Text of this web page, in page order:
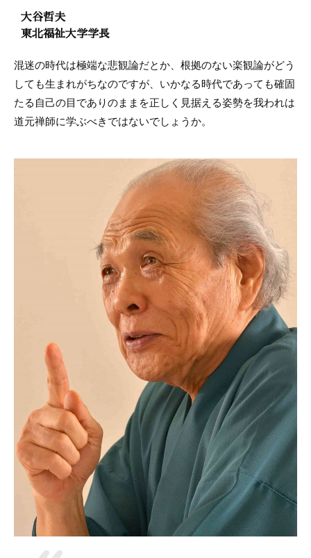
大谷哲夫
東北福祉大学学長
混迷の時代は極端な悲観論だとか、根拠のない楽観論がどう
しても生まれがちなのですが、いかなる時代であっても確固
たる自己の目でありのままを正しく見据える姿勢を我われは
道元禅師に学ぶべきではないでしょうか。